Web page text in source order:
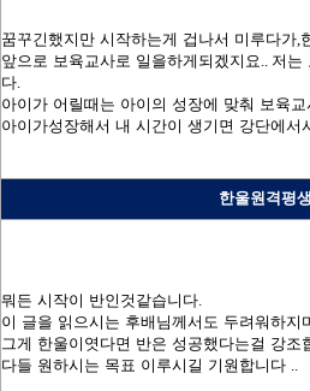
꿈꾸긴했지만 시작하는게 겁나서 미루다가,
앞으로 보육교사로 일을하게되겠지요
저는
다.
아이가 어릴때는 아이의 성장에 맞춰 보육
아이가성장해서 내 시간이 생기면 강단에서
한울원격평
뭐든 시작이 반인것같습니다.
이 글을 읽으시는 후배님께서도 두려워하
그게 한울이엿다면 반은 성공했다는걸 강조
다들 원하시는 목표 이루시길 기원합니다